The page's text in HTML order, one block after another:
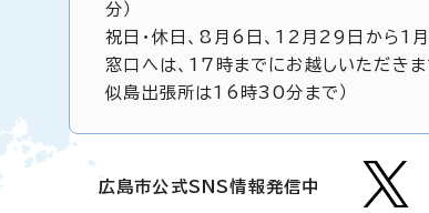
分）
祝日・休日、8月6日、12月29日から1
窓口へは、17時までにお越しいただきま
似島出張所は16時30分まで）
広島市公式SNS情報発信中